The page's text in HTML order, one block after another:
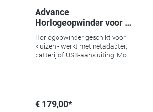
Advance
Horlogeopwinder voor 2
horloges, mahonie
Horlogopwinder geschikt voor
kluizen - werkt met netadapter,
batterij of USB-aansluiting! Mooi
vooral met handige uitrusting: de
€ 179,00*